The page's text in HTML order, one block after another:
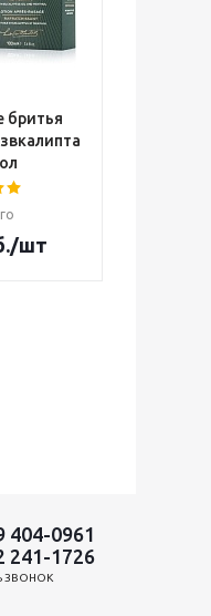
бритья
/шт
404-0961
241-1726
ЗВОНОК